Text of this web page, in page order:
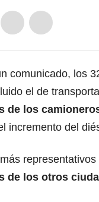
comunicado, los
el de
de los
incremento del
de los otros